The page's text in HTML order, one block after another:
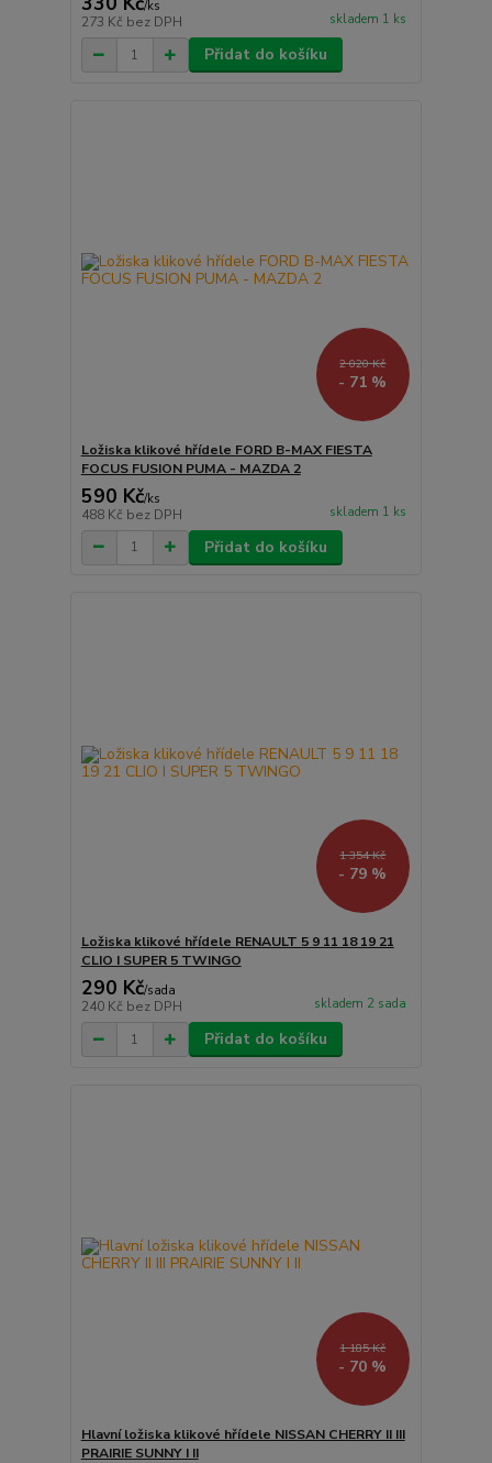
/ks
273 Kč bez DPH skladem 1 ks
Přidat do košíku
2 020 Kč
- 71 %
Ložiska klikové hřídele FORD B-MAX FIESTA
FOCUS FUSION PUMA - MAZDA 2
590 Kč/ks
488 Kč bez DPH skladem 1 ks
Přidat do košíku
1 354 Kč
- 79 %
Ložiska klikové hřídele RENAULT 5 9 11 18 19 21
CLIO I SUPER 5 TWINGO
290 Kč/sada
240 Kč bez DPH skladem 2 sada
Přidat do košíku
1 185 Kč
- 70 %
Hlavní ložiska klikové hřídele NISSAN CHERRY II III
PRAIRIE SUNNY I II